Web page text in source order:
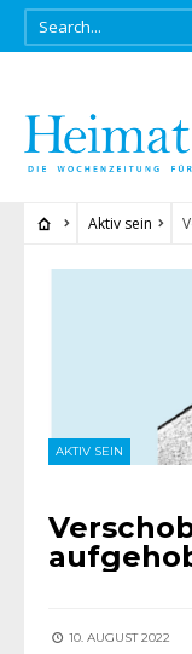
Aktiv sein
AKTIV SEIN
10. AUGUST 2022